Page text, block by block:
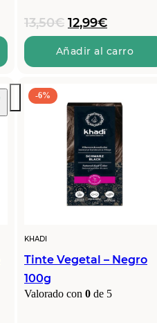
13,50€ El
precio
original
era:
12,99€El
precio
actual
es:
Añadir al carro
-6%
KHADI
Tinte Vegetal – Negro
100g
Valorado con 0 de 5